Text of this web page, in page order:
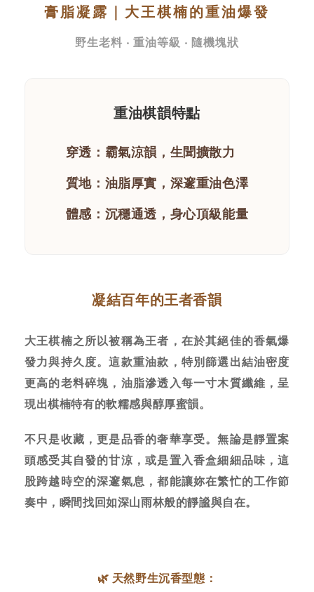
膏脂凝露｜大王棋楠的重油爆發
野生老料 ‧ 重油等級 ‧ 隨機塊狀
重油棋韻特點
穿透：霸氣涼韻，生聞擴散力
質地：油脂厚實，深邃重油色澤
體感：沉穩通透，身心頂級能量
凝結百年的王者香韻
大王棋楠之所以被稱為王者，在於其絕佳的香氣爆
發力與持久度。這款重油款，特別篩選出結油密度
更高的老料碎塊，油脂滲透入每一寸木質纖維，呈
現出棋楠特有的軟糯感與醇厚蜜韻。
不只是收藏，更是品香的奢華享受。無論是靜置案
頭感受其自發的甘涼，或是置入香盒細細品味，這
股跨越時空的深邃氣息，都能讓妳在繁忙的工作節
奏中，瞬間找回如深山雨林般的靜謐與自在。
🌿 天然野生沉香型態：